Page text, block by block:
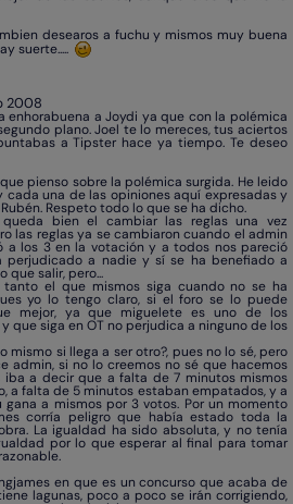
desearos a fuchu y mismos muy buena
suerte.....
2008
enhorabuena a Joydi ya que con la polémica
plano. Joel te lo mereces, tus aciertos
a Tipster hace ya tiempo. Te deseo
pienso sobre la polémica surgida. He leido
una de las opiniones aquí expresadas y
Respeto todo lo que se ha dicho.
bien el cambiar las reglas una vez
las reglas ya se cambiaron cuando el admin
a los 3 en la votación y a todos nos pareció
perjudicado a nadie y sí se ha benefiado a
que salir, pero...
el que mismos siga cuando no se ha
yo lo tengo claro, si el foro se lo puede
mejor, ya que miguelete es uno de los
que siga en OT no perjudica a ninguno de los
mismo si llega a ser otro?, pues no lo sé, pero
admin, si no lo creemos no sé que hacemos
iba a decir que a falta de 7 minutos mismos
a falta de 5 minutos estaban empatados, y a
a mismos por 3 votos. Por un momento
corría peligro que había estado toda la
La igualdad ha sido absoluta, y no tenía
por lo que esperar al final para tomar
en que es un concurso que acaba de
lagunas, poco a poco se irán corrigiendo,